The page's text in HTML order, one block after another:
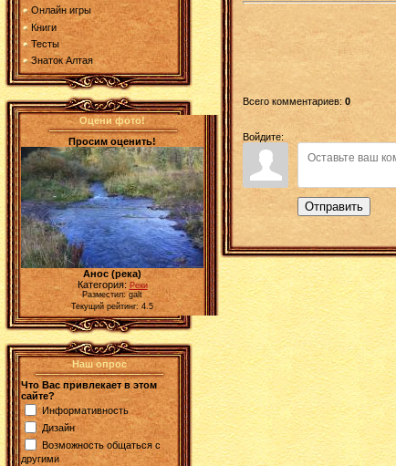
Онлайн игры
Книги
Тесты
Знаток Алтая
Оцени фото!
Просим оценить!
Анос (река)
Категория: Реки
Разместил: galt
Текущий рейтинг: 4.5
Наш опрос
Что Вас привлекает в этом
сайте?
Информативность
Дизайн
Возможность общаться с
другими
Всего комментариев: 0
Войдите:
Отправить